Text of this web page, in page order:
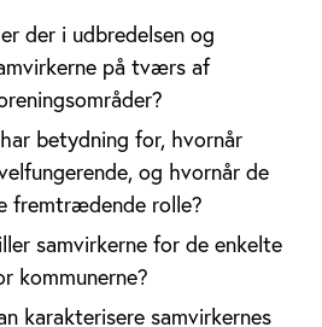
der i udbredelsen og
på tværs af
betydning for, hvornår
og hvornår de
fremtrædende rolle?
samvirkerne for de enkelte
kommunerne?
karakterisere samvirkernes